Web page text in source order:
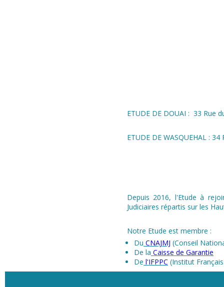
ETUDE DE DOUAI : 33 Rue
ETUDE DE WASQUEHAL :
Depuis 2016, l'Etude à
Judiciaires répartis sur les
Notre Etude est membre :
Du CNAJMJ (Conseil
De la Caisse de Garantie
De l'IFPPC (Institut